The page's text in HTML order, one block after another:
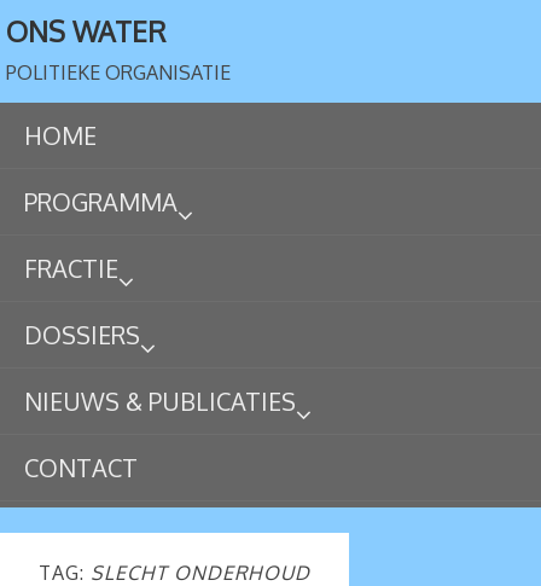
ONS WATER
POLITIEKE ORGANISATIE
HOME
PROGRAMMA
FRACTIE
DOSSIERS
NIEUWS & PUBLICATIES
CONTACT
TAG: SLECHT ONDERHOUD